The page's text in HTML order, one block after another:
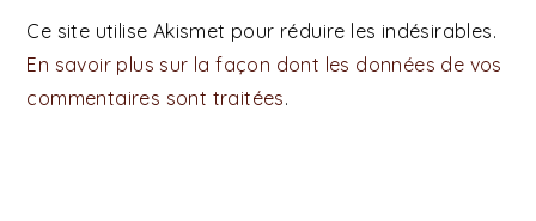
Ce site utilise Akismet pour réduire les indésirables.
En savoir plus sur la façon dont les données de vos
commentaires sont traitées.